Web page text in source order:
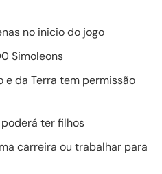
no inicio do jogo
Simoleons
e da Terra tem permissão
ter filhos
carreira ou trabalhar para